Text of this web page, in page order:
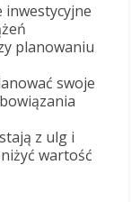
inwestycyjne
planowaniu
swoje
z ulg i
wartość